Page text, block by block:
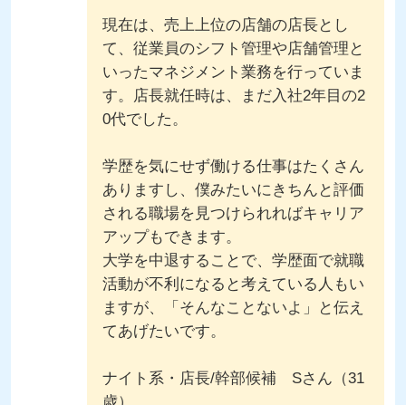
現在は、売上上位の店舗の店長とし
て、従業員のシフト管理や店舗管理と
いったマネジメント業務を行っていま
す。店長就任時は、まだ入社2年目の2
0代でした。
学歴を気にせず働ける仕事はたくさん
ありますし、僕みたいにきちんと評価
される職場を見つけられればキャリア
アップもできます。
大学を中退することで、学歴面で就職
活動が不利になると考えている人もい
ますが、「そんなことないよ」と伝え
てあげたいです。
ナイト系・店長/幹部候補 Sさん（31